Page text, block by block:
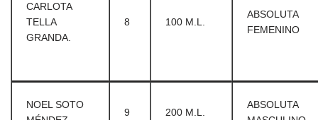
CARLOTA
TELLA
GRANDA.
8 100 M.L.
ABSOLUTA
FEMENINO
NOEL SOTO
9 200 M.L.
ABSOLUTA